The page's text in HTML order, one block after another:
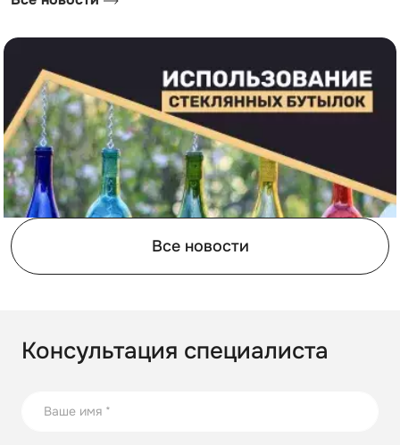
21.08.2023
бутылок
Все новости
Консультация специалиста